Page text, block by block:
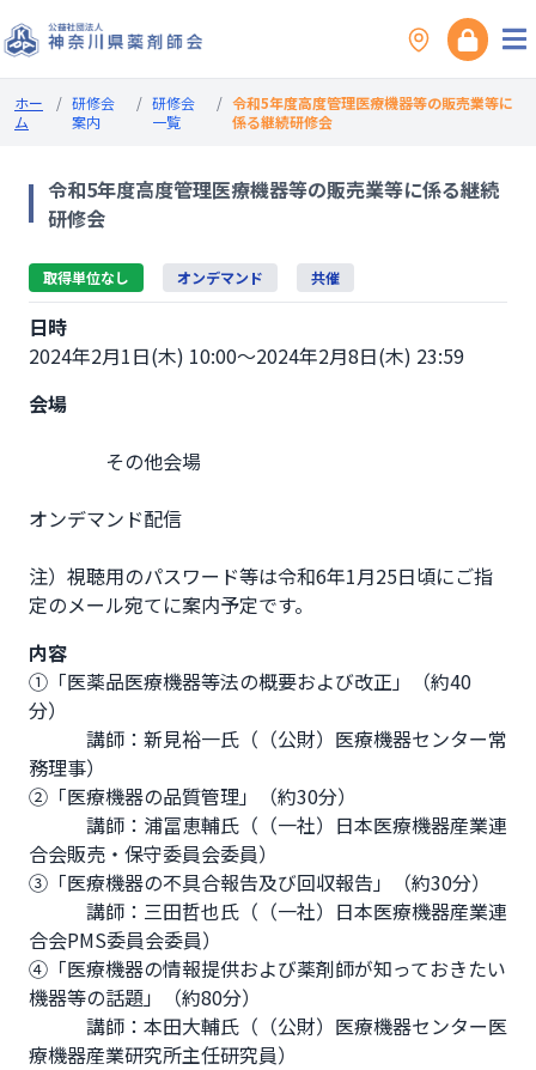
ホー
ム
/ 研修会
案内
/ 研修会
一覧
/ 令和5年度高度管理医療機器等の販売業等に
係る継続研修会
令和5年度高度管理医療機器等の販売業等に係る継続
研修会
取得単位なし オンデマンド 共催
日時
2024年2月1日(木) 10:00～2024年2月8日(木) 23:59
会場
オンデマンド配信
注）視聴用のパスワード等は令和6年1月25日頃にご指
定のメール宛てに案内予定です。
内容
①「医薬品医療機器等法の概要および改正」（約40
分）
講師：新見裕一氏（（公財）医療機器センター常
務理事）
②「医療機器の品質管理」（約30分）
講師：浦冨恵輔氏（（一社）日本医療機器産業連
合会販売・保守委員会委員）
③「医療機器の不具合報告及び回収報告」（約30分）
講師：三田哲也氏（（一社）日本医療機器産業連
合会PMS委員会委員）
④「医療機器の情報提供および薬剤師が知っておきたい
機器等の話題」（約80分）
講師：本田大輔氏（（公財）医療機器センター医
療機器産業研究所主任研究員）